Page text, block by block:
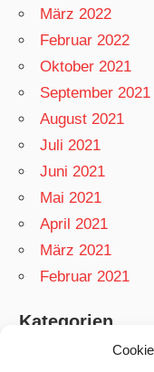
März 2022
Februar 2022
Oktober 2021
September 2021
August 2021
Juli 2021
Juni 2021
Mai 2021
April 2021
März 2021
Februar 2021
Kategorien